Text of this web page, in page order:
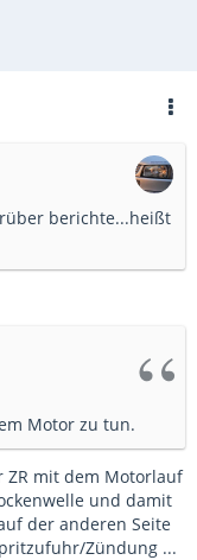
berichte...heißt
Motor zu tun.
ZR mit dem Motorlauf
und damit
der anderen Seite
Zündung ...